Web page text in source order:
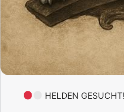
HELDEN GESUCHT!